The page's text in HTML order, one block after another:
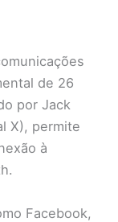
de 26
por Jack
X), permite
à
Facebook,